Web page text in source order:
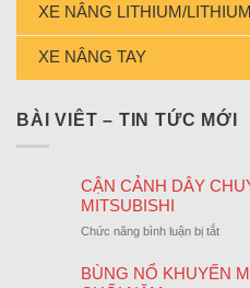
XE NÂNG LITHIUM/
XE NÂNG TAY
BÀI VIÊT – TIN TỨC MỚI
CẬN CẢNH DÂY
MITSUBISHI
Chức năng bình luận bị tắtở
CẢNH
BÙNG NỔ KHUYẾN